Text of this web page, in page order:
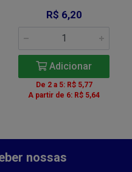
R$ 6,20
Adicionar
De 2 a 5: R$ 5,77
A partir de 6: R$ 5,64
nossas